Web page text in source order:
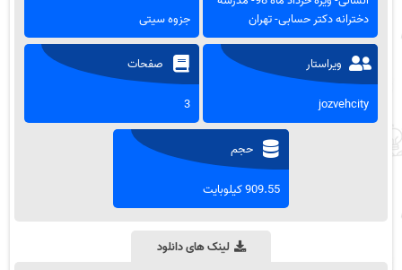
دخترانه دکتر حسابی- تهران
جزوه سیتی
ویراستار
jozvehcity
صفحات
3
حجم
909.55 کیلوبایت
لینک های دانلود